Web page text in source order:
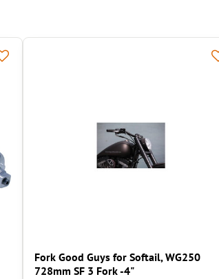
Fork Good Guys for Softail, WG250
728mm SF 3 Fork -4"